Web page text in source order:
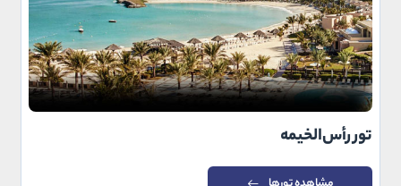
تور رأس‌الخیمه